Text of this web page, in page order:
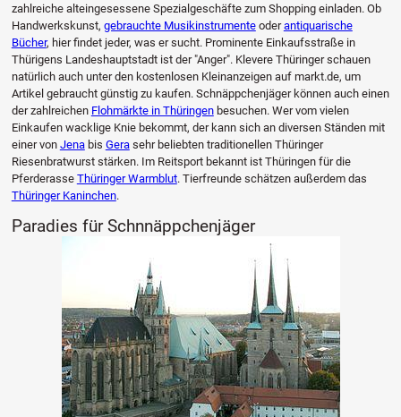
zahlreiche alteingesessene Spezialgeschäfte zum Shopping einladen. Ob
Handwerkskunst, gebrauchte Musikinstrumenteoderantiquarische
Bücher, hier findet jeder, was er sucht. Prominente Einkaufsstraße in
Thürigens Landeshauptstadt ist der "Anger". Klevere Thüringer schauen
natürlich auch unter den kostenlosen Kleinanzeigen auf markt.de, um
Artikel gebraucht günstig zu kaufen. Schnäppchenjäger können auch einen
der zahlreichen Flohmärkte in Thüringenbesuchen. Wer vom vielen
Einkaufen wacklige Knie bekommt, der kann sich an diversen Ständen mit
einer von Jenabis Gerasehr beliebten traditionellen Thüringer
Riesenbratwurst stärken. Im Reitsport bekannt ist Thüringen für die
Pferderasse Thüringer Warmblut. Tierfreunde schätzen außerdem das
Thüringer Kaninchen.
Paradies für Schnnäppchenjäger